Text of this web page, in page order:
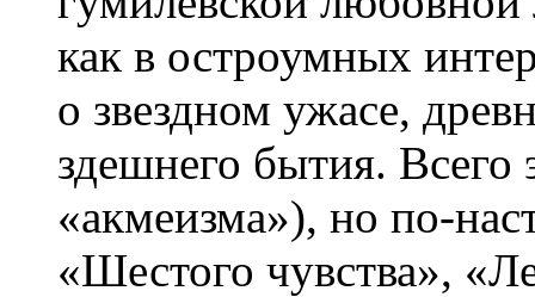
как в остроумных
о звездном ужасе,
здешнего бытия. Всего
«акмеизма»), но по-
«Шестого чувства»,